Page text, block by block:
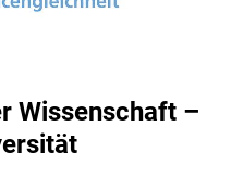
Wissenschaft –